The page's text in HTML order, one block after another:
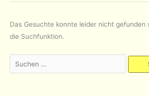
Das Gesuchte konnte leider nicht gefunden
die Suchfunktion.
Suchen
nach: